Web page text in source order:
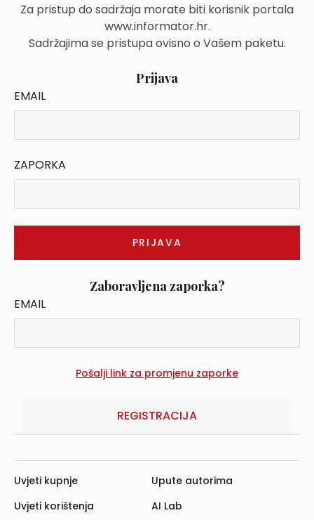
Za pristup do sadržaja morate biti korisnik portala
www.informator.hr.
Sadržajima se pristupa ovisno o Vašem paketu.
Prijava
EMAIL
ZAPORKA
Zaboravljena zaporka?
EMAIL
REGISTRACIJA
Uvjeti kupnje
Uvjeti korištenja
Upute autorima
AI Lab